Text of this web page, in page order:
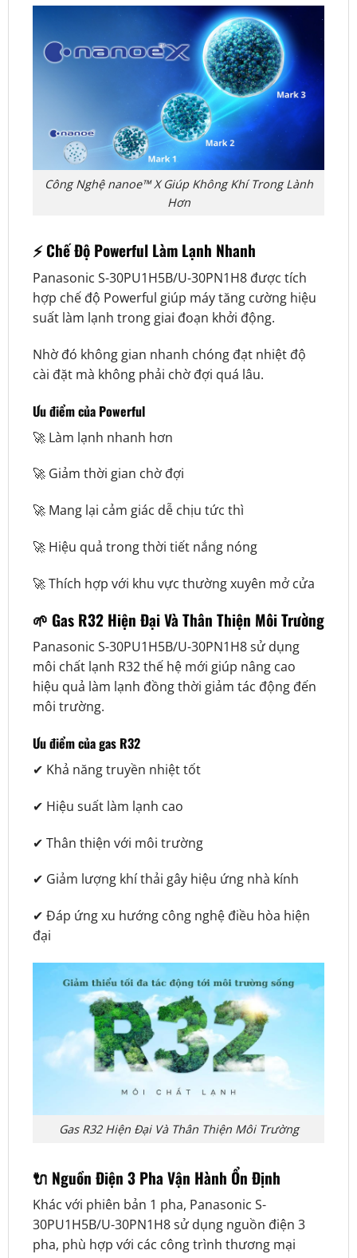
Công Nghệ nanoe™ X Giúp Không Khí Trong Lành
Hơn
⚡ Chế Độ Powerful Làm Lạnh Nhanh
Panasonic S-30PU1H5B/U-30PN1H8 được tích
hợp chế độ Powerful giúp máy tăng cường hiệu
suất làm lạnh trong giai đoạn khởi động.
Nhờ đó không gian nhanh chóng đạt nhiệt độ
cài đặt mà không phải chờ đợi quá lâu.
Ưu điểm của Powerful
🚀 Làm lạnh nhanh hơn
🚀 Giảm thời gian chờ đợi
🚀 Mang lại cảm giác dễ chịu tức thì
🚀 Hiệu quả trong thời tiết nắng nóng
🚀 Thích hợp với khu vực thường xuyên mở cửa
🌱 Gas R32 Hiện Đại Và Thân Thiện Môi Trường
Panasonic S-30PU1H5B/U-30PN1H8 sử dụng
môi chất lạnh R32 thế hệ mới giúp nâng cao
hiệu quả làm lạnh đồng thời giảm tác động đến
môi trường.
Ưu điểm của gas R32
✔ Khả năng truyền nhiệt tốt
✔ Hiệu suất làm lạnh cao
✔ Thân thiện với môi trường
✔ Giảm lượng khí thải gây hiệu ứng nhà kính
✔ Đáp ứng xu hướng công nghệ điều hòa hiện
đại
Gas R32 Hiện Đại Và Thân Thiện Môi Trường
🔌 Nguồn Điện 3 Pha Vận Hành Ổn Định
Khác với phiên bản 1 pha, Panasonic S-
30PU1H5B/U-30PN1H8 sử dụng nguồn điện 3
pha, phù hợp với các công trình thương mại